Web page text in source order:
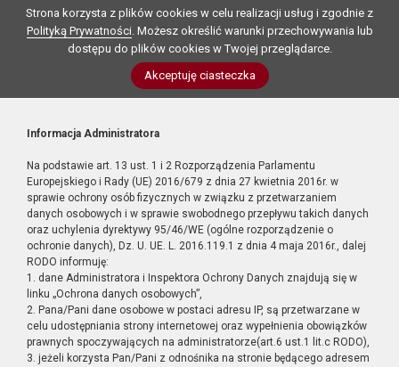
Strona korzysta z plików cookies w celu realizacji usług i zgodnie z
Polityką Prywatności. Możesz określić warunki przechowywania lub
dostępu do plików cookies w Twojej przeglądarce.
Akceptuję ciasteczka
Informacja Administratora
Na podstawie art. 13 ust. 1 i 2 Rozporządzenia Parlamentu
Europejskiego i Rady (UE) 2016/679 z dnia 27 kwietnia 2016r. w
sprawie ochrony osób fizycznych w związku z przetwarzaniem
danych osobowych i w sprawie swobodnego przepływu takich danych
oraz uchylenia dyrektywy 95/46/WE (ogólne rozporządzenie o
ochronie danych), Dz. U. UE. L. 2016.119.1 z dnia 4 maja 2016r., dalej
RODO informuję:
1. dane Administratora i Inspektora Ochrony Danych znajdują się w
linku „Ochrona danych osobowych”,
2. Pana/Pani dane osobowe w postaci adresu IP, są przetwarzane w
celu udostępniania strony internetowej oraz wypełnienia obowiązków
prawnych spoczywających na administratorze(art.6 ust.1 lit.c RODO),
3. jeżeli korzysta Pan/Pani z odnośnika na stronie będącego adresem